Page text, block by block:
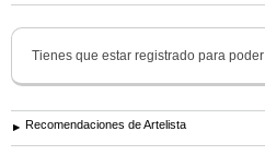
Tienes que estar registrado para poder
Recomendaciones de Artelista